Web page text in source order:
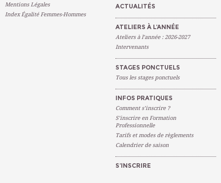
Mentions Légales
Index Égalité Femmes-Hommes
ACTUALITÉS
ATELIERS À L’ANNÉE
Ateliers à l’année : 2026-2027
Intervenants
STAGES PONCTUELS
Tous les stages ponctuels
INFOS PRATIQUES
Comment s’inscrire ?
S’inscrire en Formation
Professionnelle
Tarifs et modes de règlements
Calendrier de saison
S’INSCRIRE